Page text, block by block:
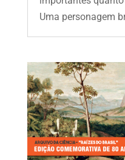
Uma personagem